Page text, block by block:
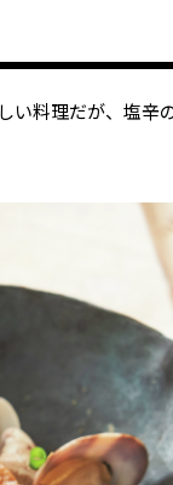
い料理だが、塩辛